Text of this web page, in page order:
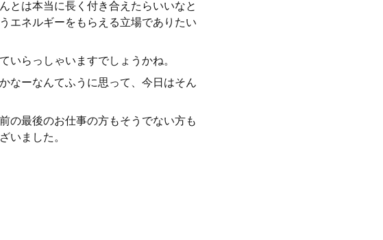
とは本当に長く付き合えたらいいなと
エネルギーをもらえる立場でありたい
いらっしゃいますでしょうかね。
なーなんてふうに思って、今日はそん
の最後のお仕事の方もそうでない方も
いました。